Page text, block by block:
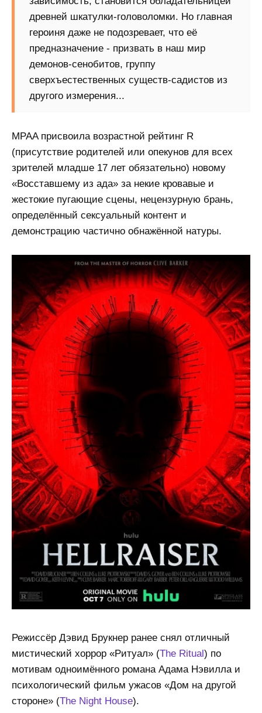
древней шкатулки-головоломки. Но главная
героиня даже не подозревает, что её
предназначение - призвать в наш мир
демонов-сенобитов, группу
сверхъестественных существ-садистов из
другого измерения...
MPAA присвоила возрастной рейтинг R
(присутствие родителей или опекунов для всех
зрителей младше 17 лет обязательно) новому
«Восставшему из ада» за некие кровавые и
жестокие пугающие сцены, нецензурную брань,
определённый сексуальный контент и
демонстрацию частично обнажённой натуры.
Режиссёр Дэвид Брукнер ранее снял отличный
мистический хоррор «Ритуал» (The Ritual) по
мотивам одноимённого романа Адама Нэвилла и
психологический фильм ужасов «Дом на другой
стороне» (The Night House).